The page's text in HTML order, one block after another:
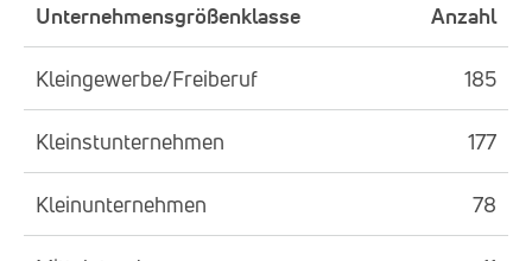
Unternehmensgrößenklasse Anzahl
Kleingewerbe/Freiberuf 185
Kleinstunternehmen 177
Kleinunternehmen 78